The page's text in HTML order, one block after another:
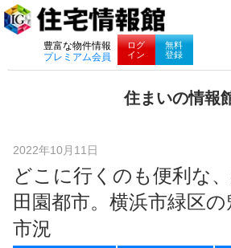
豊富な物件情報
プレミアム会員
ログ
イン
無料
登録
ナビゲーション
住まいの情報
い
暮
ら
し
に
役
2022年10月11日
どこに行くのも便利な
田園都市。横浜市緑区
市況